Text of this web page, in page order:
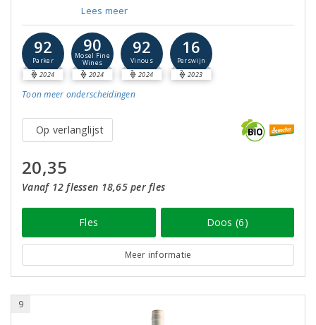
Lees meer
92
Parker
2024
90
Mosel Fine
Wines
2024
92
Vinous
2024
16
Perswijn
2023
Toon meer onderscheidingen
Op verlanglijst
20,35
Vanaf 12 flessen 18,65 per fles
Fles Doos (6)
Meer informatie
9